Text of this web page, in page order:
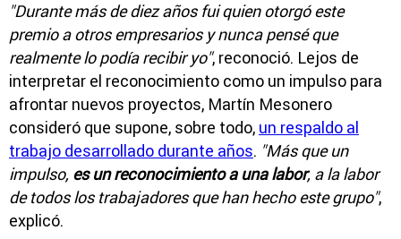
"Durante más de diez años fui quien otorgó este
premio a otros empresarios y nunca pensé que
realmente lo podía recibir yo", reconoció. Lejos de
interpretar el reconocimiento como un impulso para
afrontar nuevos proyectos, Martín Mesonero
consideró que supone, sobre todo, un respaldo al
trabajo desarrollado durante años. "Más que un
impulso, es un reconocimiento a una labor, a la labor
de todos los trabajadores que han hecho este grupo",
explicó.